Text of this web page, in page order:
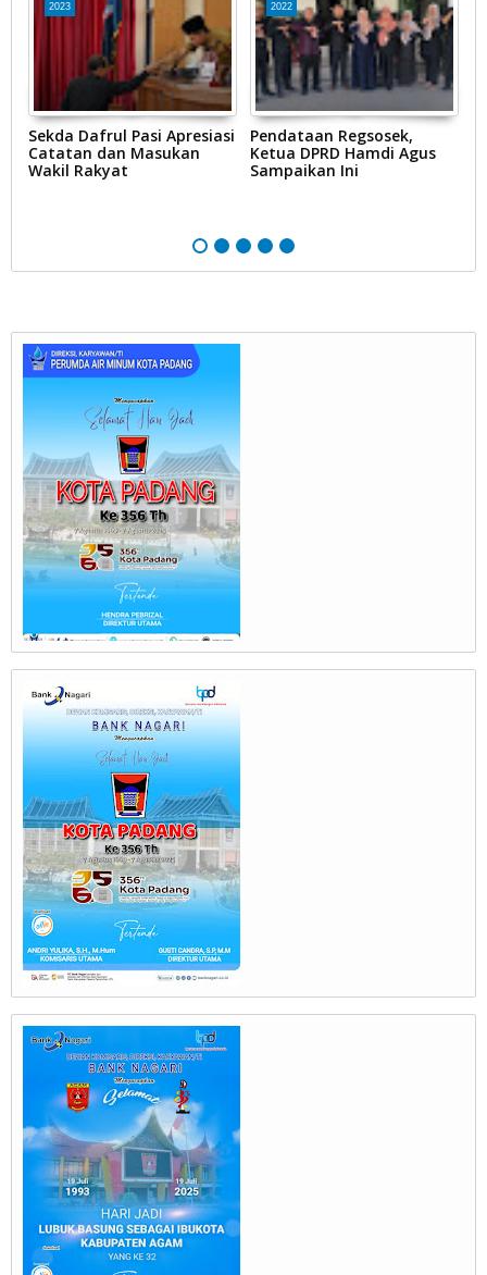
2023
Sekda Dafrul Pasi Apresiasi
Catatan dan Masukan
Wakil Rakyat
2022
Pendataan Regsosek,
Ketua DPRD Hamdi Agus
Sampaikan Ini